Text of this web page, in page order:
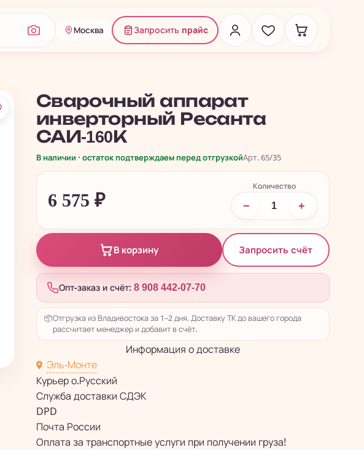
Москва Запросить прайс
Сварочный аппарат
инверторный Ресанта
САИ-160К
В наличии · остаток подтверждаем перед отгрузкойАрт. 65/35
6 575 ₽
Количество
− +
В корзину Запросить счёт
Опт-заказ и счёт: 8 908 442-07-70
📦Отгрузка из Владивостока за 1–2 дня. Доставку ТК до вашего города
рассчитает менеджер и добавит в счёт.
Информация о доставке
Эль-Монте
Курьер о.Русский
Служба доставки СДЭК
DPD
Почта России
Оплата за транспортные услуги при получении груза!